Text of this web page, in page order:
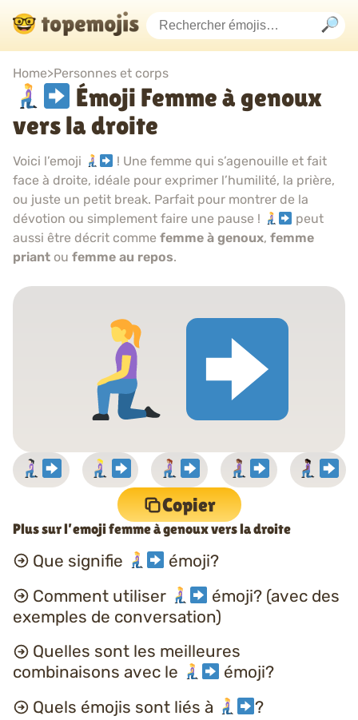
Home>Personnes et corps
Émoji Femme à genoux
vers la droite
Voici l’emoji
! Une femme qui s’agenouille et fait
face à droite, idéale pour exprimer l’humilité, la prière,
ou juste un petit break. Parfait pour montrer de la
dévotion ou simplement faire une pause !
peut
aussi être décrit comme femme à genoux, femme
priant ou femme au repos.
Copier
Plus sur l’emoji femme à genoux vers la droite
Que signifie
émoji?
Comment utiliser
émoji? (avec des
exemples de conversation)
Quelles sont les meilleures
combinaisons avec le
émoji?
Quels émojis sont liés à
?